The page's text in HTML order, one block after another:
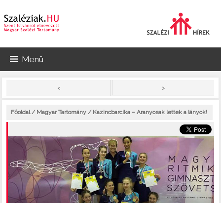
Menü
< >
Főoldal/ Magyar Tartomány / Kazincbarcika – Aranyosak lettek a lányok!